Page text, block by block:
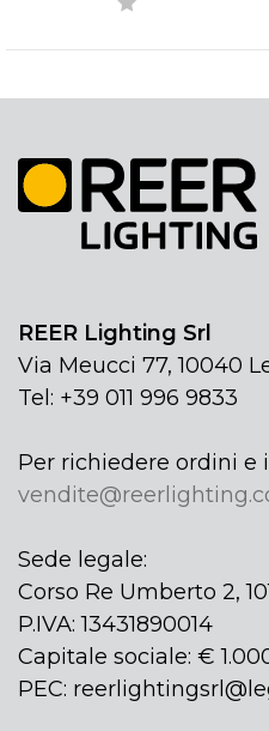
REER Lighting Srl
Via Meucci 77, 10040
Tel: +39 011 996 9833
Per richiedere ordini e
Sede legale:
Corso Re Umberto 2,
P.IVA: 13431890014
Capitale sociale: €
PEC: